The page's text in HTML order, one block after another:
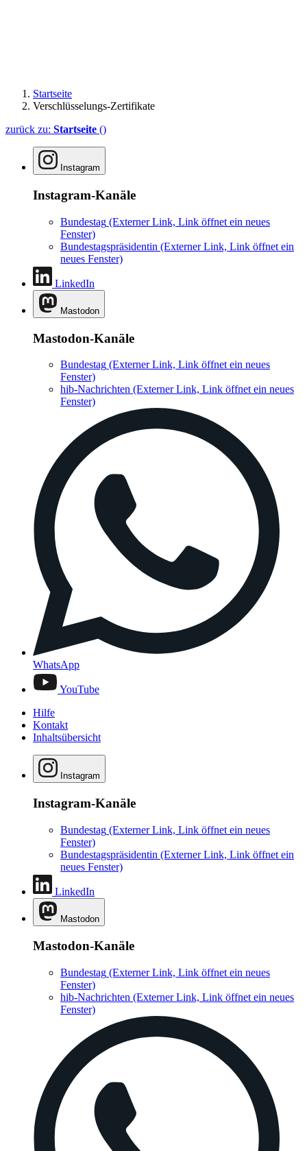
Startseite
Verschlüsselungs-Zertifikate
zurück zu: Startseite ()
Instagram
Instagram-Kanäle
Bundestag (Externer Link, Link öffnet ein neues
Fenster)
Bundestagspräsidentin (Externer Link, Link öffnet ein
neues Fenster)
LinkedIn
Mastodon
Mastodon-Kanäle
Bundestag (Externer Link, Link öffnet ein neues
Fenster)
hib-Nachrichten (Externer Link, Link öffnet ein neues
Fenster)
WhatsApp
YouTube
Hilfe
Kontakt
Inhaltsübersicht
Instagram
Instagram-Kanäle
Bundestag (Externer Link, Link öffnet ein neues
Fenster)
Bundestagspräsidentin (Externer Link, Link öffnet ein
neues Fenster)
LinkedIn
Mastodon
Mastodon-Kanäle
Bundestag (Externer Link, Link öffnet ein neues
Fenster)
hib-Nachrichten (Externer Link, Link öffnet ein neues
Fenster)